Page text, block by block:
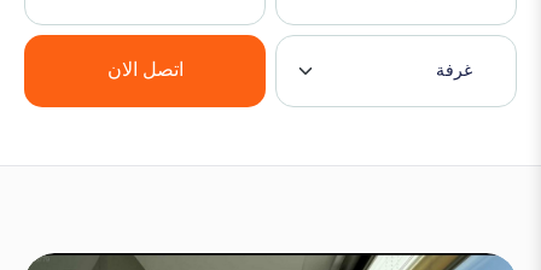
غرفة اتصل الان